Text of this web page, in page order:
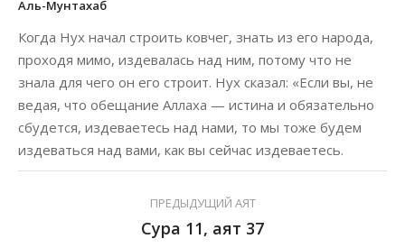
Аль-Мунтахаб
Когда Нух начал строить ковчег, знать из его народа,
проходя мимо, издевалась над ним, потому что не
знала для чего он его строит. Нух сказал: «Если вы, не
ведая, что обещание Аллаха — истина и обязательно
сбудется, издеваетесь над нами, то мы тоже будем
издеваться над вами, как вы сейчас издеваетесь.
ПРЕДЫДУЩИЙ АЯТ
Сура 11, аят 37